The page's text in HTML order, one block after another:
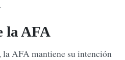
la AFA
AFA mantiene su intención